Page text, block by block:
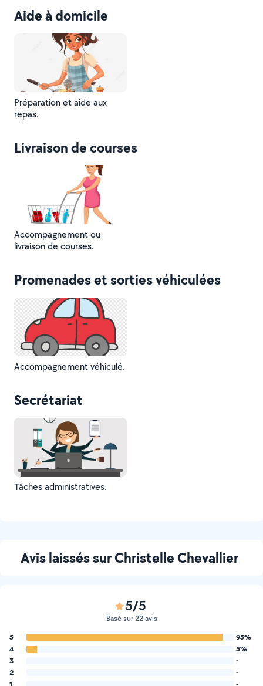
Aide à domicile
Préparation et aide aux
repas.
Livraison de courses
Accompagnement ou
livraison de courses.
Promenades et sorties véhiculées
Accompagnement véhiculé.
Secrétariat
Tâches administratives.
Avis laissés sur Christelle Chevallier
5/5
Basé sur 22 avis
5
95%
4
5%
3
-
2
-
1
-